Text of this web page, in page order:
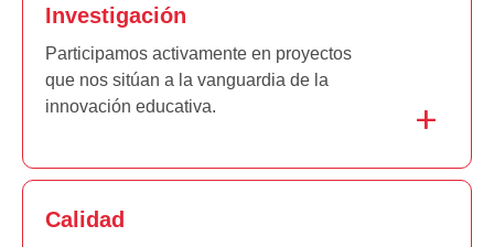
Investigación
Participamos activamente en proyectos
que nos sitúan a la vanguardia de la
innovación educativa.
Calidad